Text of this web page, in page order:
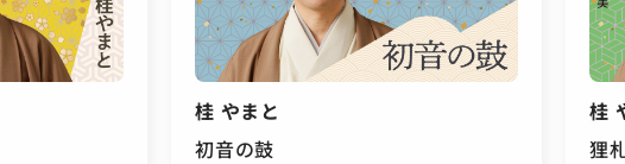
桂 やまと
初音の鼓
桂
狸